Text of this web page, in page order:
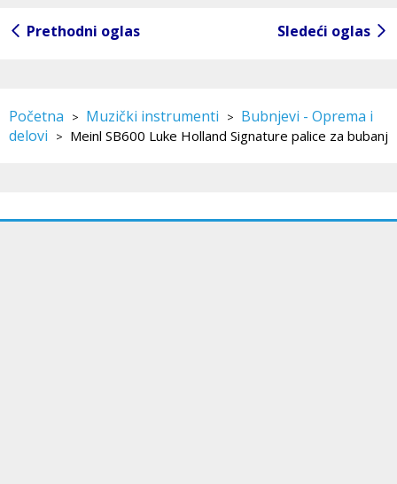
Prethodni oglas Sledeći oglas
Početna > Muzički instrumenti > Bubnjevi - Oprema i
delovi
> Meinl SB600 Luke Holland Signature palice za bubanj